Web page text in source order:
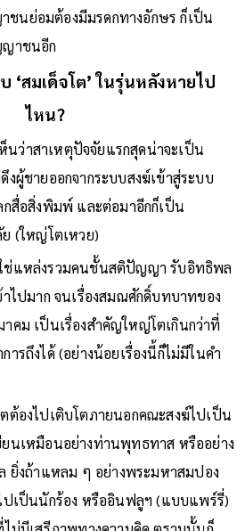
นย่อมต้องมีมรดกทางอักษร ก็เป็น
ญาชนอีก
สมเด็จโต’ ในรุ่นหลังหายไป
ไหน?
นว่าสาเหตุปัจจัยแรกสุดน่าจะเป็น
งผู้ชายออกจากระบบสงฆ์เข้าสู่ระบบ
กสื่อสิ่งพิมพ์ และต่อมาอีกก็เป็น
(ใหญ่โตเหวย)
ช่แหล่งรวมคนชั้นสติปัญญา รับอิทธิพล
าไปมาก จนเรื่องสมณศักดิ์บทบาทของ
าคม เป็นเรื่องสำคัญใหญ่โตเกินกว่าที่
รถึงได้ (อย่างน้อยเรื่องนี้ก็ไม่มีในคำ
ต้องไปเติบโตภายนอกคณะสงฆ์ไปเป็น
นเหมือนอย่างท่านพุทธทาส หรืออย่าง
ยิ่งถ้าแหลม ๆ อย่างพระมหาสมปอง
ปเป็นนักร้อง หรืออินฟลูฯ (แบบแพร์รี่)